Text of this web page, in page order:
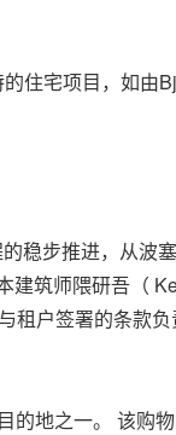
住宅项目，如由
稳步推进，从波
建筑师隈研吾（
户签署的条款负
的地之一。 该购